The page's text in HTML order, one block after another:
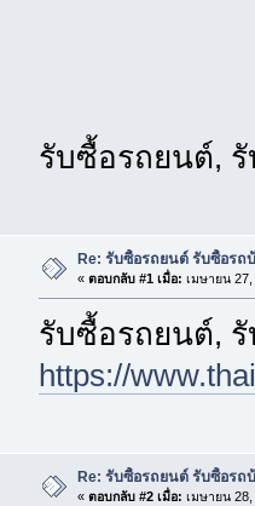
รับซื้อรถยนต์,
Re: รับซื้อรถยนต์ รับซื้อรถ
« ตอบกลับ #1 เมื่อ: เมษายน
รับซื้อรถยนต์,
https://
Re: รับซื้อรถยนต์ รับซื้อรถ
« ตอบกลับ #2 เมื่อ: เมษายน